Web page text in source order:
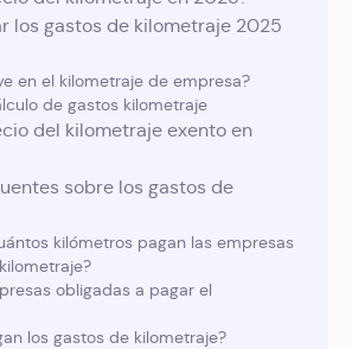
los gastos de kilometraje 2025
en el kilometraje de empresa?
de gastos kilometraje
del kilometraje exento en
sobre los gastos de
kilómetros pagan las empresas
obligadas a pagar el
los gastos de kilometraje?